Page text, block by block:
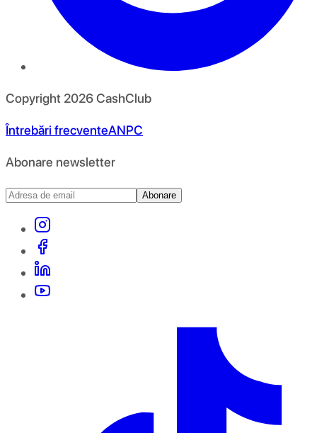
Copyright 2026CashClub
Întrebări frecventeANPC
Abonare newsletter
Abonare